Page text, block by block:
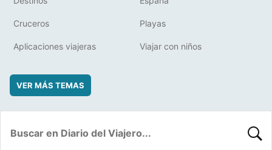
Cruceros Playas
Aplicaciones viajeras Viajar con niños
VER MÁS TEMAS